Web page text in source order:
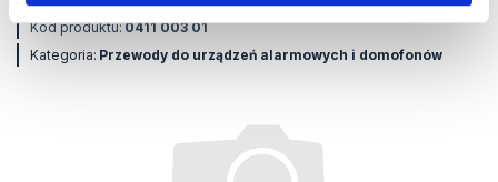
Kod produktu:0411 003 01
Kategoria: Przewody do urządzeń alarmowych i domofonów